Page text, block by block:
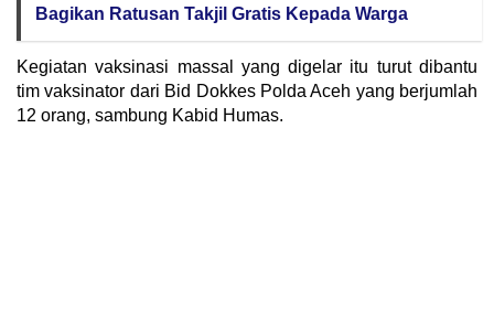
Bagikan Ratusan Takjil Gratis Kepada Warga
Kegiatan vaksinasi massal yang digelar itu turut dibantu
tim vaksinator dari Bid Dokkes Polda Aceh yang berjumlah
12 orang, sambung Kabid Humas.